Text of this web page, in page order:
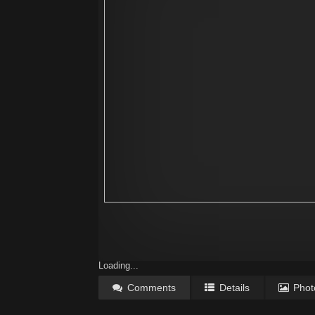
Loading...
Comments Details